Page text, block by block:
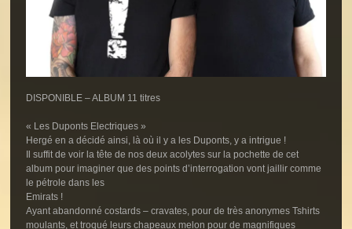
DISPONIBLE – ALBUM 11 titres
« Les Duponts Electriques »
Hergé en a décidé ainsi, là où il y a les Duponts, y a intrigue !
Il suffit de voir la tête de nos deux acolytes sur la pochette de cet
album pour imaginer que des points d’interrogation vont jaillir comme
le pétrole dans les
Emirats !
Ayant abandonné costards – cravates, pour de très anonymes Tshirts
moulants, et troqué leurs chapeaux melon pour de magnifiques